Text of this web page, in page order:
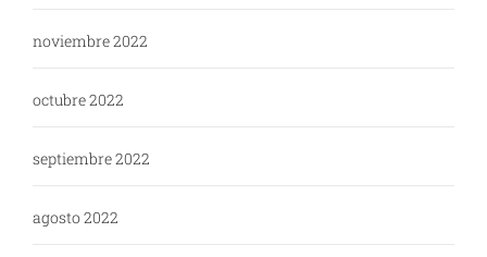
noviembre 2022
octubre 2022
septiembre 2022
agosto 2022